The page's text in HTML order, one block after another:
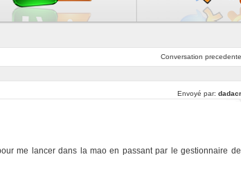
Conversation precedente
Envoyé par:
me lancer dans la mao en passant par le gestionnaire de